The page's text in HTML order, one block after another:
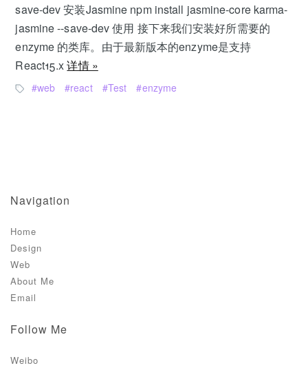
save-dev 安装Jasmine npm install jasmine-core karma-
jasmine --save-dev 使用 接下来我们安装好所需要的
enzyme 的类库。由于最新版本的enzyme是支持
React15.x详情 »
web react Test enzyme
Navigation
Home
Design
Web
About Me
Email
Follow Me
Weibo